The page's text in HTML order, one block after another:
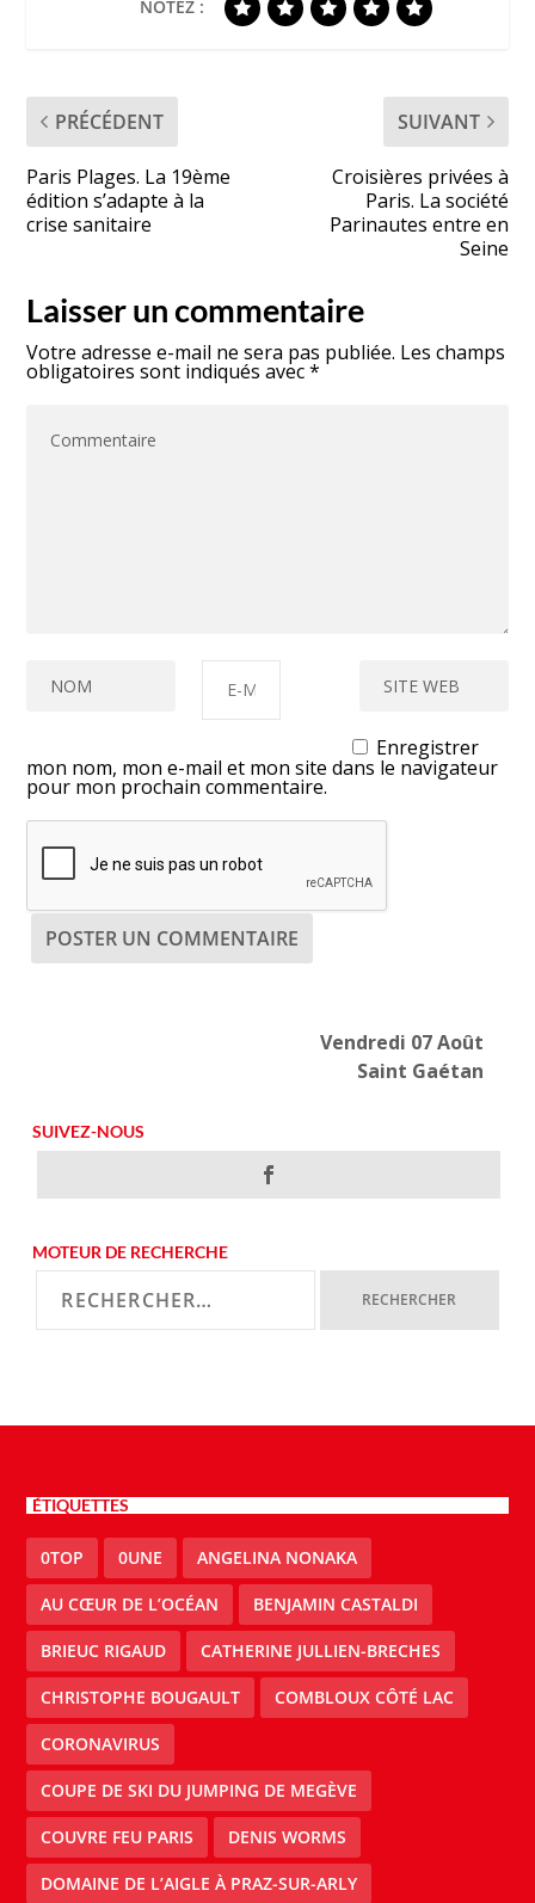
NOTEZ :
PRÉCÉDENT
Paris Plages. La 19ème
édition s’adapte à la
crise sanitaire
SUIVANT
Croisières privées à
Paris. La société
Parinautes entre en
Seine
Laisser un commentaire
Votre adresse e-mail ne sera pas publiée. Les champs
obligatoires sont indiqués avec*
Enregistrer
mon nom, mon e-mail et mon site dans le navigateur
pour mon prochain commentaire.
Vendredi 07 Août
Saint Gaétan
SUIVEZ-NOUS
MOTEUR DE RECHERCHE
ÉTIQUETTES
0TOP 0UNE ANGELINA NONAKA
AU CŒUR DE L’OCÉAN BENJAMIN CASTALDI
BRIEUC RIGAUD CATHERINE JULLIEN-BRECHES
CHRISTOPHE BOUGAULT COMBLOUX CÔTÉ LAC
CORONAVIRUS
COUPE DE SKI DU JUMPING DE MEGÈVE
COUVRE FEU PARIS DENIS WORMS
DOMAINE DE L’AIGLE À PRAZ-SUR-ARLY